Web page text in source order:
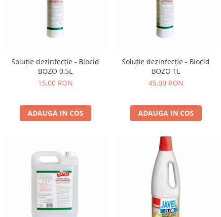
Soluție dezinfecție - Biocid
BOZO 0.5L
15,00 RON
ADAUGA IN COS
Soluție dezinfecție - Biocid
BOZO 1L
45,00 RON
ADAUGA IN COS